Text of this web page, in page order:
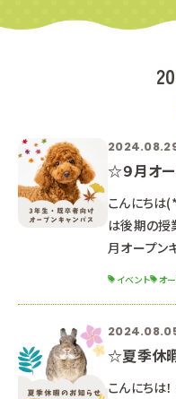
☆９月オ
こんにちは
は後期の授
月オープン
座で、第１
看護師科 わ
＋注射器を
イベント オ
☆夏季休
こんにちは